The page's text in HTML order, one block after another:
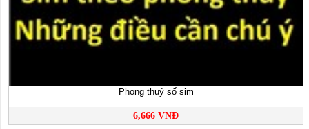
Phong thuỷ số sim
6,666 VNĐ